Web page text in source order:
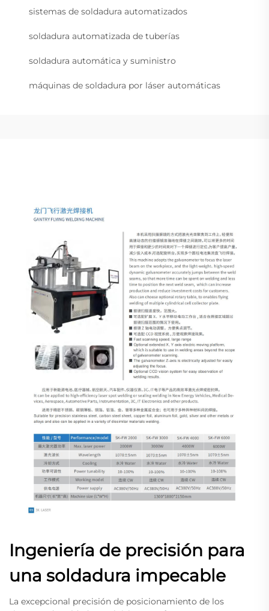
sistemas de soldadura automatizados
soldadura automatizada de tuberías
soldadura automática y suministro
máquinas de soldadura por láser automáticas
Ingeniería de precisión para
una soldadura impecable
La excepcional precisión de posicionamiento de los